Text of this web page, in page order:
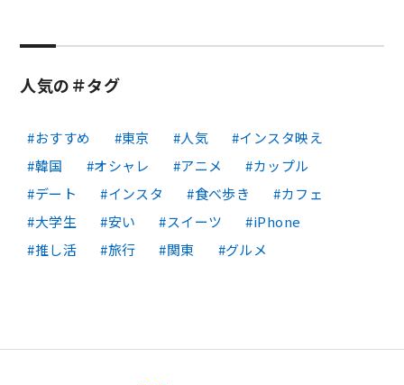
人気の＃タグ
おすすめ 東京 人気
インスタ映え
韓国
オシャレ アニメ
カップル
デート
インスタ 食べ歩き
カフェ
大学生
安い スイーツ
iPhone
推し活
旅行 関東 グルメ